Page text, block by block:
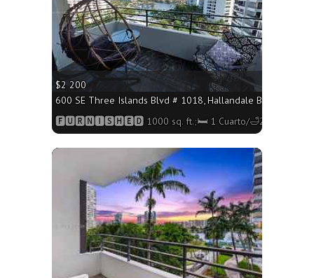
$2 200
600 SE Three Islands Blvd # 1018, Hallandale Beach FL
🅵🆄🆁🅽🅸🆂🅷🅴🅳 1000 sq. ft.;🛏 1 Cuarto/🛁2 Baños